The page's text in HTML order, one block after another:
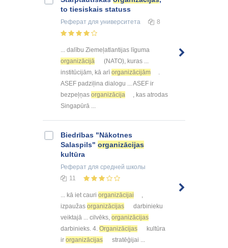
to tiesiskais statuss
Реферат для университета 8
... dalību Ziemeļatlantijas līguma
organizācijā
(NATO), kuras ...
institūcijām, kā arīorganizācijām
ASEF padziļina dialogu ... ASEF ir
bezpeļņas organizācija
, kas atrodas
Singapūrā ...
Biedrības "Nākotnes
Salaspils" organizācijas
kultūra
Реферат для средней школы
11
... kā iet cauri organizācijai
izpaužas organizācijas
darbinieku
veiktajā ... cilvēks, organizācijas
darbinieks. 4. Organizācijas
kultūra
ir organizācijas stratēģijai ...